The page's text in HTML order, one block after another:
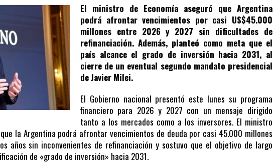
El ministro de Economía aseguró que Argentina
podrá afrontar vencimientos por casi US$45.000
millones entre 2026 y 2027 sin dificultades de
refinanciación. Además, planteó como meta que el
país alcance el grado de inversión hacia 2031, al
cierre de un eventual segundo mandato presidencial
de Javier Milei.
El Gobierno nacional presentó este lunes su programa
financiero para 2026 y 2027 con un mensaje dirigido
tanto a los mercados como a los inversores. El ministro
la Argentina podrá afrontar vencimientos de deuda por casi 45.000 millones
años sin inconvenientes de refinanciación y sostuvo que el objetivo de largo
de «grado de inversión» hacia 2031.